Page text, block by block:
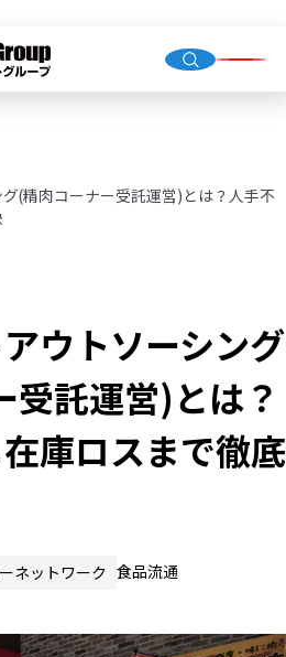
トップ
（直営
機械校
社会福
お問い
(精肉コーナー受託運営)とは？人手不
ウトソーシング
受託運営)とは？
庫ロスまで徹底
ネットワーク 食品流通